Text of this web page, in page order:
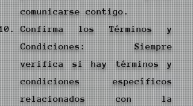
comunicarse contigo.
Confirma los Términos y
Condiciones: Siempre
verifica si hay términos y
condiciones específicos
relacionados con la